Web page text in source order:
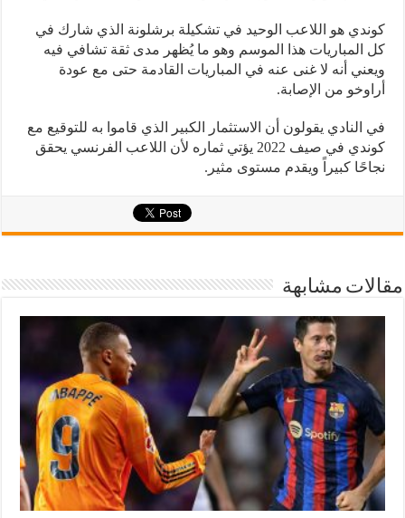
كوندي هو اللاعب الوحيد في تشكيلة برشلونة الذي شارك في
كل المباريات هذا الموسم وهو ما يُظهر مدى ثقة تشافي فيه
ويعني أنه لا غنى عنه في المباريات القادمة حتى مع عودة
أراوخو من الإصابة.
في النادي يقولون أن الاستثمار الكبير الذي قاموا به للتوقيع مع
كوندي في صيف 2022 يؤتي ثماره لأن اللاعب الفرنسي يحقق
نجاحًا كبيراً ويقدم مستوى مثير.
مقالات مشابهة